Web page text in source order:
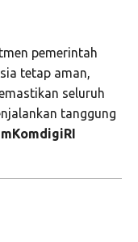
pemerintah
tetap aman,
seluruh
tanggung